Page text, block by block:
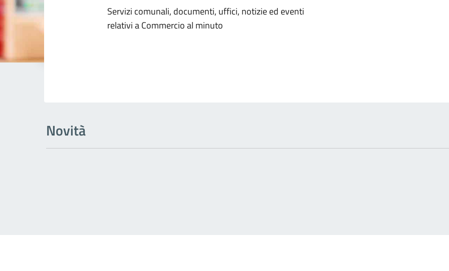
Dettagli dell'argomento
Servizi comunali, documenti, uffici, notizie ed eventi
relativi a Commercio al minuto
Novità